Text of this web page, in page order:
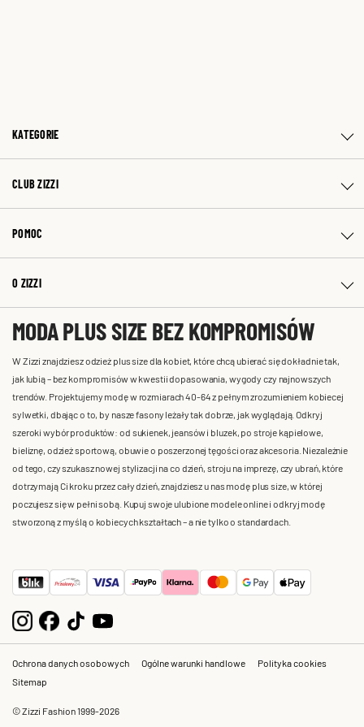
KATEGORIE
CLUB ZIZZI
POMOC
O ZIZZI
MODA PLUS SIZE BEZ KOMPROMISÓW
W Zizzi znajdziesz odzież plus size dla kobiet, które chcą ubierać się dokładnie tak,
jak lubią – bez kompromisów w kwestii dopasowania, wygody czy najnowszych
trendów. Projektujemy modę w rozmiarach 40-64 z pełnym zrozumieniem kobiecej
sylwetki, dbając o to, by nasze fasony leżały tak dobrze, jak wyglądają. Odkryj
szeroki wybór produktów: od sukienek, jeansów i bluzek, po stroje kąpielowe,
bieliznę, odzież sportową, obuwie o poszerzonej tęgości oraz akcesoria. Niezależnie
od tego, czy szukasz nowej stylizacji na co dzień, stroju na imprezę, czy ubrań, które
dotrzymają Ci kroku przez cały dzień, znajdziesz u nas modę plus size, w której
poczujesz się w pełni sobą. Kupuj swoje ulubione modele online i odkryj modę
stworzoną z myślą o kobiecych kształtach – a nie tylko o standardach.
Ochrona danych osobowych Ogólne warunki handlowe
Polityka cookies
Sitemap
© Zizzi Fashion 1999-2026